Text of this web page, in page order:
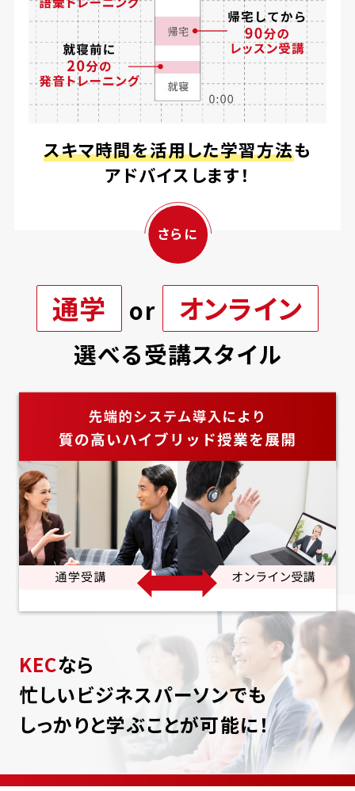
スキマ時間を活用した学習方法も
アドバイスします！
さらに
通学 or オンライン
選べる受講スタイル
KECなら
忙しいビジネスパーソンでも
しっかりと学ぶことが可能に！